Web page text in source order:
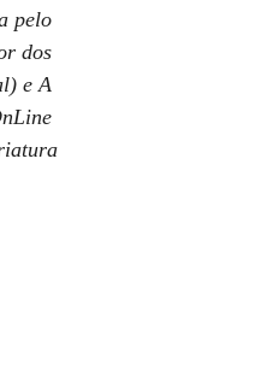
pelo
dos
e A